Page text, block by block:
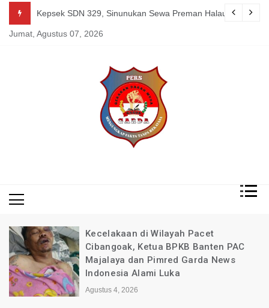
content
Uden Pimred Garda News Indonesia yang Sedang Pemulihan
Kepsek SDN 329, Sinunukan Sewa Preman Halau LSM
Jumat, Agustus 07, 2026
Kecelakaan di Wilayah Pacet
Cibangoak, Ketua BPKB Banten PAC
Majalaya dan Pimred Garda News
Indonesia Alami Luka
Agustus 4, 2026